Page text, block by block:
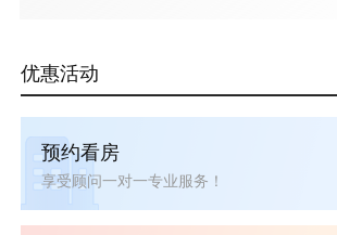
优惠活动
预约看房
享受顾问一对一专业服务！